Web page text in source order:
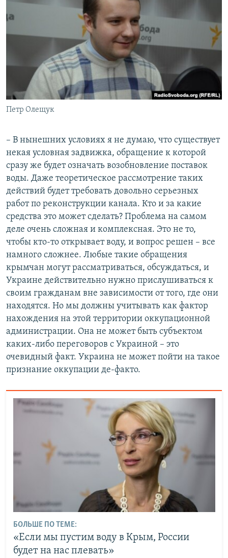
Петр Олещук
– В нынешних условиях я не думаю, что существует
некая условная задвижка, обращение к которой
сразу же будет означать возобновление поставок
воды. Даже теоретическое рассмотрение таких
действий будет требовать довольно серьезных
работ по реконструкции канала. Кто и за какие
средства это может сделать? Проблема на самом
деле очень сложная и комплексная. Это не то,
чтобы кто-то открывает воду, и вопрос решен – все
намного сложнее. Любые такие обращения
крымчан могут рассматриваться, обсуждаться, и
Украине действительно нужно прислушиваться к
своим гражданам вне зависимости от того, где они
находятся. Но мы должны учитывать как фактор
нахождения на этой территории оккупационной
администрации. Она не может быть субъектом
каких-либо переговоров с Украиной – это
очевидный факт. Украина не может пойти на такое
признание оккупации де-факто.
БОЛЬШЕ ПО ТЕМЕ:
«Если мы пустим воду в Крым, России
будет на нас плевать»